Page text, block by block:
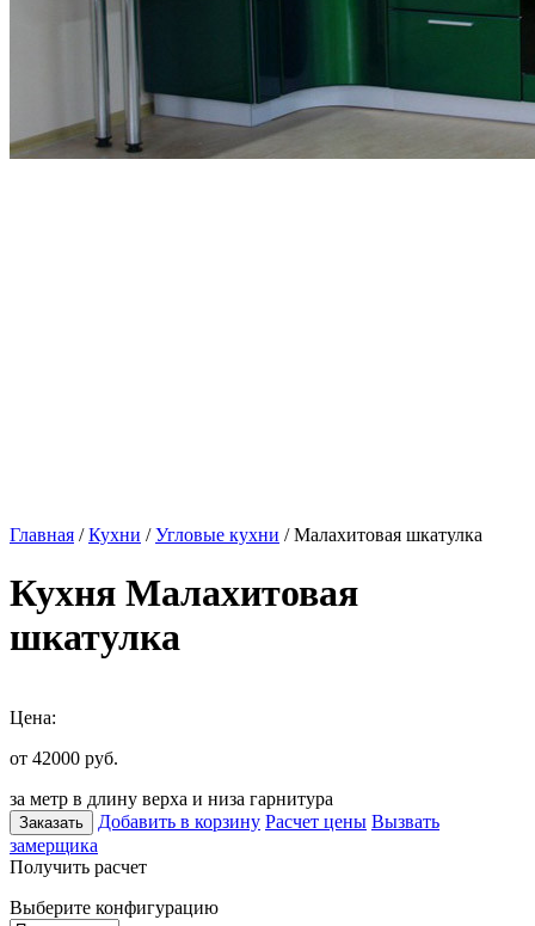
Главная /Кухни /Угловые кухни / Малахитовая шкатулка
Кухня Малахитовая
шкатулка
Цена:
от 42000 руб.
за метр в длину верха и низа гарнитура
Заказать Добавить в корзину Расчет цены Вызвать
замерщика
Получить расчет
Выберите конфигурацию